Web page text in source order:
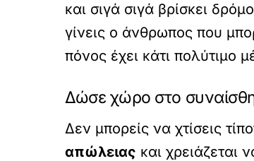
και σιγά σιγά βρίσκει
γίνεις ο άνθρωπος που
πόνος έχει κάτι πολύτιμο
Δώσε χώρο στο
Δεν μπορείς να χτίσεις
απώλειας και χρειάζεται